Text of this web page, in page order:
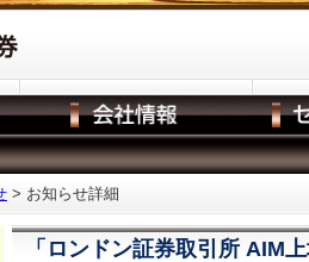
> お知らせ詳細
「ロンドン証券取引所 AIM